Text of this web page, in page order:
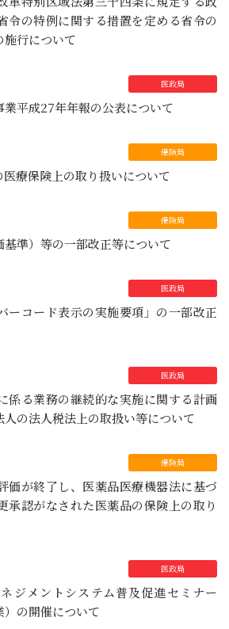
令の特例に関する措置を定める省令の
行について
平成27年年報の公表について
療保険上の取り扱いについて
準）等の一部改正等について
ーコード表示の実施要項」の一部改正
係る業務の継続的な実施に関する計画
の法人税法上の取扱い等について
価が終了し、医薬品医療機器法に基づ
承認がなされた医薬品の保険上の取り
ジメントシステム普及促進セミナー
）の開催について